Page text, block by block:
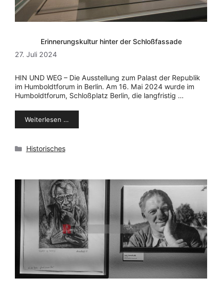
Erinnerungskultur hinter der Schloßfassade
27. Juli 2024
HIN UND WEG – Die Ausstellung zum Palast der Republik
im Humboldtforum in Berlin. Am 16. Mai 2024 wurde im
Humboldtforum, Schloßplatz Berlin, die langfristig …
Weiterlesen …
Kategorien
Historisches